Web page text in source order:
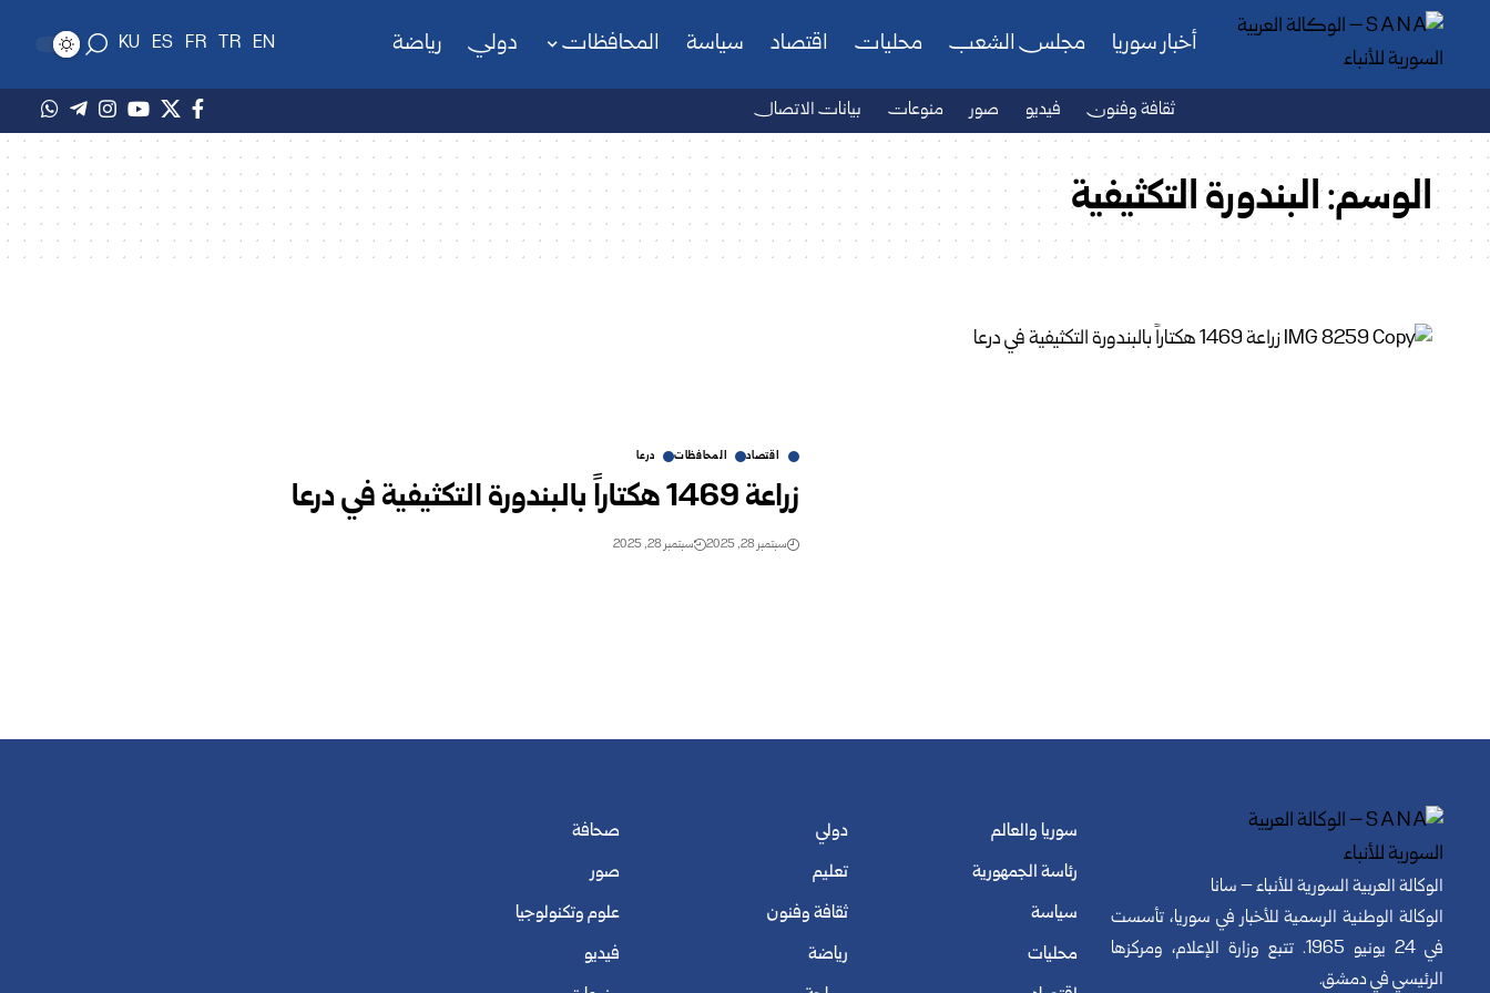
أخبار سوريا مجلس الشعب محليات اقتصاد سياسة المحافظات دولي رياضة EN
TR
FR
ES
KU
ثقافة وفنون فيديو صور منوعات بيانات الاتصال
الوسم:البندورة التكثيفية
اقتصاد المحافظات درعا
زراعة 1469 هكتاراً بالبندورة التكثيفية في درعا
سبتمبر 28, 2025 سبتمبر 28, 2025
الوكالة العربية السورية للأنباء – سانا
الوكالة الوطنية الرسمية للأخبار في سوريا، تأسست
في 24 يونيو 1965. تتبع وزارة الإعلام، ومركزها
الرئيسي في دمشق.
سوريا والعالم
رئاسة الجمهورية
سياسة
محليات
دولي
تعليم
ثقافة وفنون
رياضة
صحافة
صور
علوم وتكنولوجيا
فيديو